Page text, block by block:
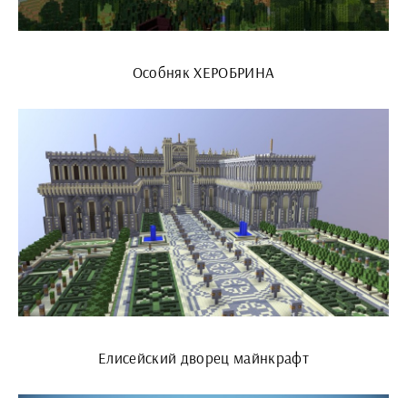
Особняк ХЕРОБРИНА
Елисейский дворец майнкрафт